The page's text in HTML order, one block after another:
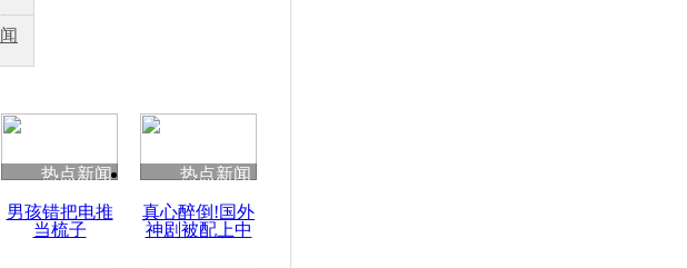
因
度苗族花山节
热点新闻
男孩错把电推
当梳子
热点新闻
真心醉倒!国外
神剧被配上中